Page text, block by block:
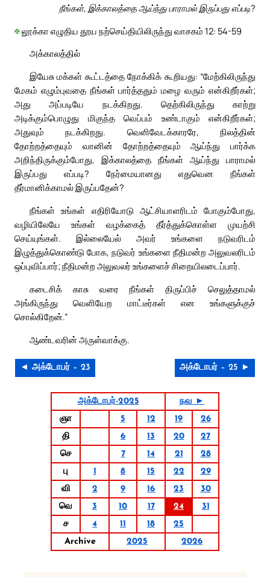
நீங்கள், இக்காலத்தை ஆய்ந்து பாராமல் இருப்பது எப்படி?
✠லூக்கா எழுதிய தூய நற்செய்தியிலிருந்து வாசகம் 12: 54-59
அக்காலத்தில்
இயேசு மக்கள் கூட்டத்தை நோக்கிக் கூறியது: “மேற்கிலிருந்து
மேகம் எழும்புவதை நீங்கள் பார்த்ததும் மழை வரும் என்கிறீர்கள்;
அது அப்படியே நடக்கிறது. தெற்கிலிருந்து காற்று
அடிக்கும்பொழுது மிகுந்த வெப்பம் உண்டாகும் என்கிறீர்கள்;
அதுவும் நடக்கிறது. வெளிவேடக்காரரே, நிலத்தின்
தோற்றத்தையும் வானின் தோற்றத்தையும் ஆய்ந்து பார்க்க
அறிந்திருக்கும்போது, இக்காலத்தை நீங்கள் ஆய்ந்து பாராமல்
இருப்பது எப்படி? நேர்மையானது எதுவென நீங்கள்
தீர்மானிக்காமல் இருப்பதேன்?
நீங்கள் உங்கள் எதிரியோடு ஆட்சியாளரிடம் போகும்போது,
வழியிலேயே உங்கள் வழக்கைத் தீர்த்துக்கொள்ள முயற்சி
செய்யுங்கள். இல்லையேல் அவர் உங்களை நடுவரிடம்
இழுத்துக்கொண்டு போக, நடுவர் உங்களை நீதிமன்ற அலுவலரிடம்
ஒப்புவிப்பார்; நீதிமன்ற அலுவலர் உங்களைச் சிறையிலடைப்பார்.
கடைசிக் காசு வரை நீங்கள் திருப்பிச் செலுத்தாமல்
அங்கிருந்து வெளியேற மாட்டீர்கள் என உங்களுக்குச்
சொல்கிறேன்.”
ஆண்டவரின் அருள்வாக்கு.
◄ அக்டோபர் – 23 அக்டோபர் – 25 ►
அக்டோபர்-2025
நவ ►
ஞா
5 12 19
26
தி
6 13 20
27
செ
7 14 21
28
பு
1 8 15 22
29
வி
2 9 16 23
30
வெ
3 10 17 24
31
ச
4 11 18
25
Archive
2025 2026